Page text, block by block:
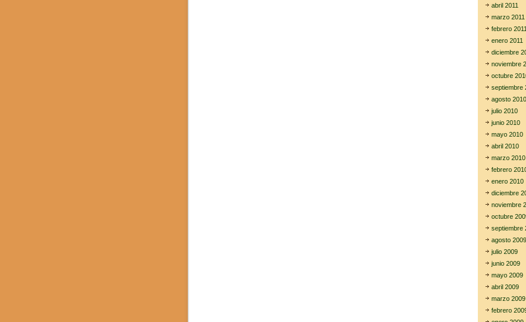
abril 2011
marzo 2011
febrero 2011
enero 2011
diciembre
noviembre
octubre
septiembre
agosto 2010
julio 2010
junio 2010
mayo 2010
abril 2010
marzo 2010
febrero
enero 2010
diciembre
noviembre
octubre
septiembre
agosto 2009
julio 2009
junio 2009
mayo 2009
abril 2009
marzo 2009
febrero